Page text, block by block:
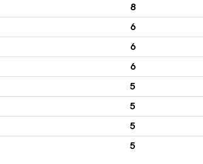
8
6
6
6
5
5
5
5